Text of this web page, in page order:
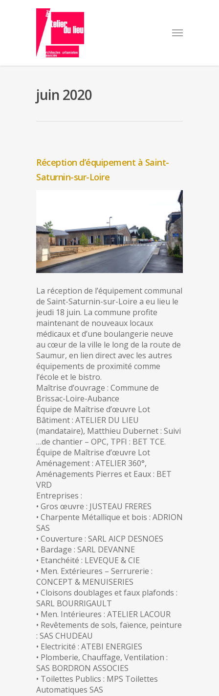
juin 2020
Réception d’équipement à Saint-
Saturnin-sur-Loire
La réception de l’équipement communal
de Saint-Saturnin-sur-Loire a eu lieu le
jeudi 18 juin. La commune profite
maintenant de nouveaux locaux
médicaux et d’une boulangerie neuve
au cœur de la ville le long de la route de
Saumur, en lien direct avec les autres
équipements de proximité comme
l’école et le bistro.
Maîtrise d’ouvrage : Commune de
Brissac-Loire-Aubance
Équipe de Maîtrise d’œuvre Lot
Bâtiment : ATELIER DU LIEU
(mandataire), Matthieu Dubernet : Suivi
…de chantier – OPC, TPFI : BET TCE.
Équipe de Maîtrise d’œuvre Lot
Aménagement : ATELIER 360°,
Aménagements Pierres et Eaux : BET
VRD
Entreprises :
• Gros œuvre : JUSTEAU FRERES
• Charpente Métallique et bois : ADRION
SAS
• Couverture : SARL AICP DESNOES
• Bardage : SARL DEVANNE
• Etanchéité : LEVEQUE & CIE
• Men. Extérieures – Serrurerie :
CONCEPT & MENUISERIES
• Cloisons doublages et faux plafonds :
SARL BOURRIGAULT
• Men. Intérieures : ATELIER LACOUR
• Revêtements de sols, faïence, peinture
: SAS CHUDEAU
• Electricité : ATEBI ENERGIES
• Plomberie, Chauffage, Ventilation :
SAS BORDRON ASSOCIES
• Toilettes Publics : MPS Toilettes
Automatiques SAS